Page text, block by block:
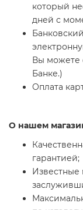
который
дней с
Вы можете
Банке.)
Оплата
О нашем
гарантией;